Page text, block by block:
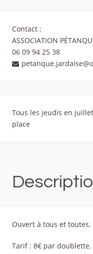
Contact :
ASSOCIATION
06 09 94 25 38
Tous les jeudis en
place
Ouvert à tous et toutes.
Tarif : 8€ par doublette.